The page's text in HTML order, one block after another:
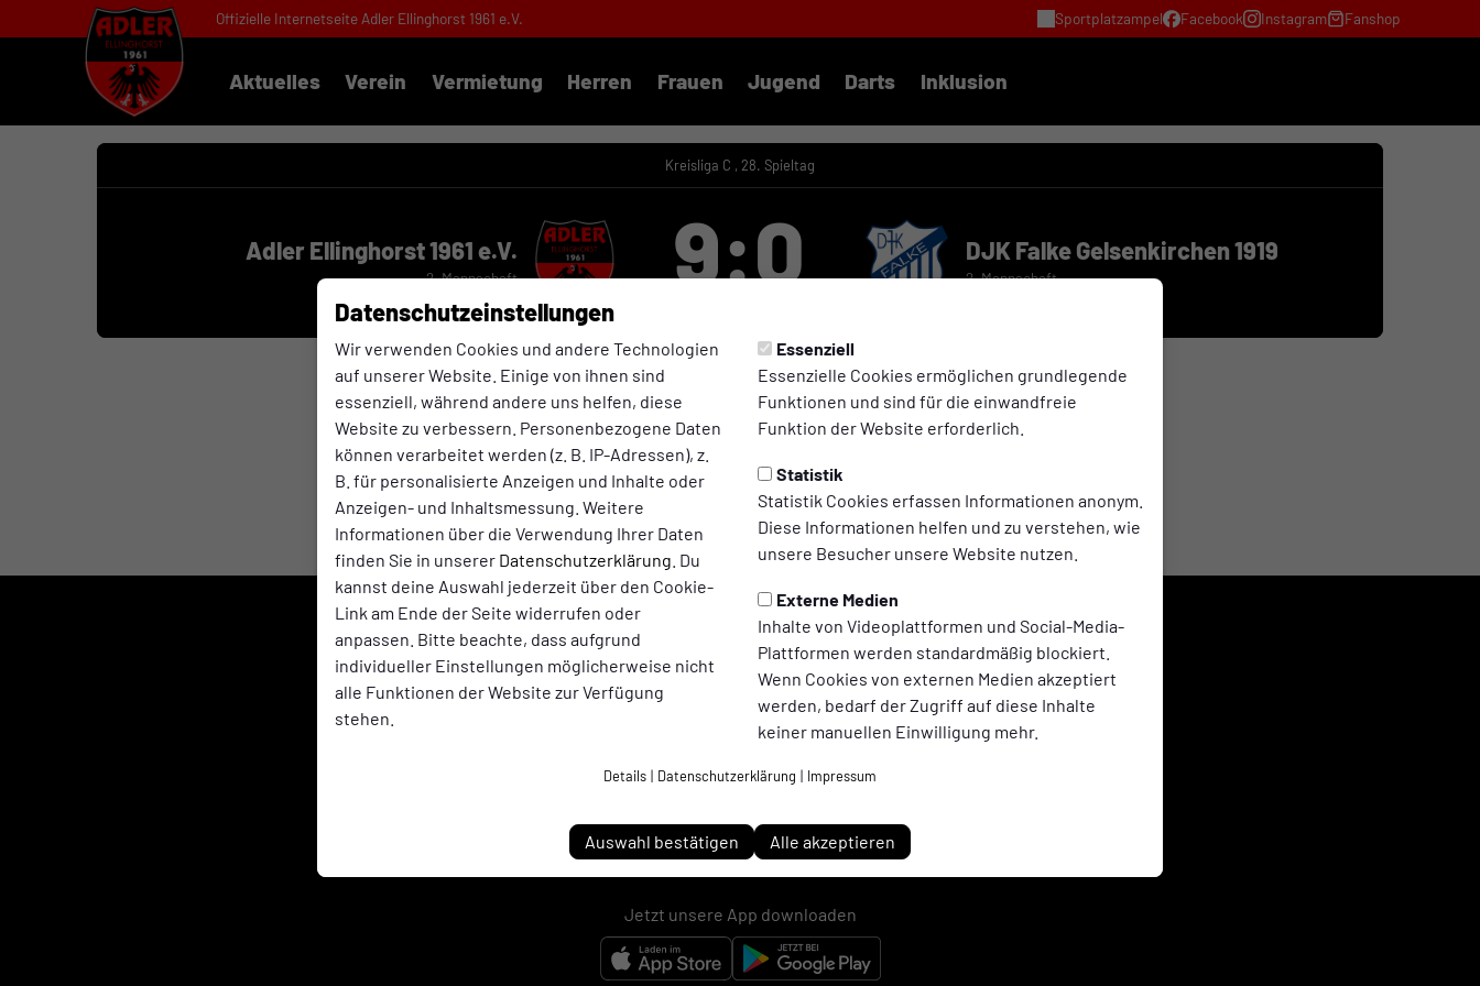
Datenschutzeinstellungen
Wir verwenden Cookies und andere Technologien
auf unserer Website. Einige von ihnen sind
essenziell, während andere uns helfen, diese
Website zu verbessern. Personenbezogene Daten
können verarbeitet werden (z. B. IP-Adressen), z.
B. für personalisierte Anzeigen und Inhalte oder
Anzeigen- und Inhaltsmessung. Weitere
Informationen über die Verwendung Ihrer Daten
finden Sie in unserer Datenschutzerklärung . Du
kannst deine Auswahl jederzeit über den Cookie-
Link am Ende der Seite widerrufen oder
anpassen. Bitte beachte, dass aufgrund
individueller Einstellungen möglicherweise nicht
alle Funktionen der Website zur Verfügung
stehen.
Essenziell
Essenzielle Cookies ermöglichen grundlegende
Funktionen und sind für die einwandfreie
Funktion der Website erforderlich.
Statistik
Statistik Cookies erfassen Informationen anonym.
Diese Informationen helfen und zu verstehen, wie
unsere Besucher unsere Website nutzen.
Externe Medien
Inhalte von Videoplattformen und Social-Media-
Plattformen werden standardmäßig blockiert.
Wenn Cookies von externen Medien akzeptiert
werden, bedarf der Zugriff auf diese Inhalte
keiner manuellen Einwilligung mehr.
Details | Datenschutzerklärung | Impressum
Auswahl bestätigen Alle akzeptieren
Offizielle Internetseite Adler Ellinghorst 1961 e.V. Sportplatzampel Facebook Instagram Fanshop
Aktuelles Verein Vermietung Herren Frauen Jugend Darts Inklusion
Kreisliga C , 28. Spieltag
Adler Ellinghorst 1961 e.V.
2. Mannschaft 9:0 DJK Falke Gelsenkirchen 1919
2. Mannschaft
Jetzt unsere App downloaden